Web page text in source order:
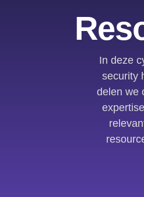
In deze
security
delen we